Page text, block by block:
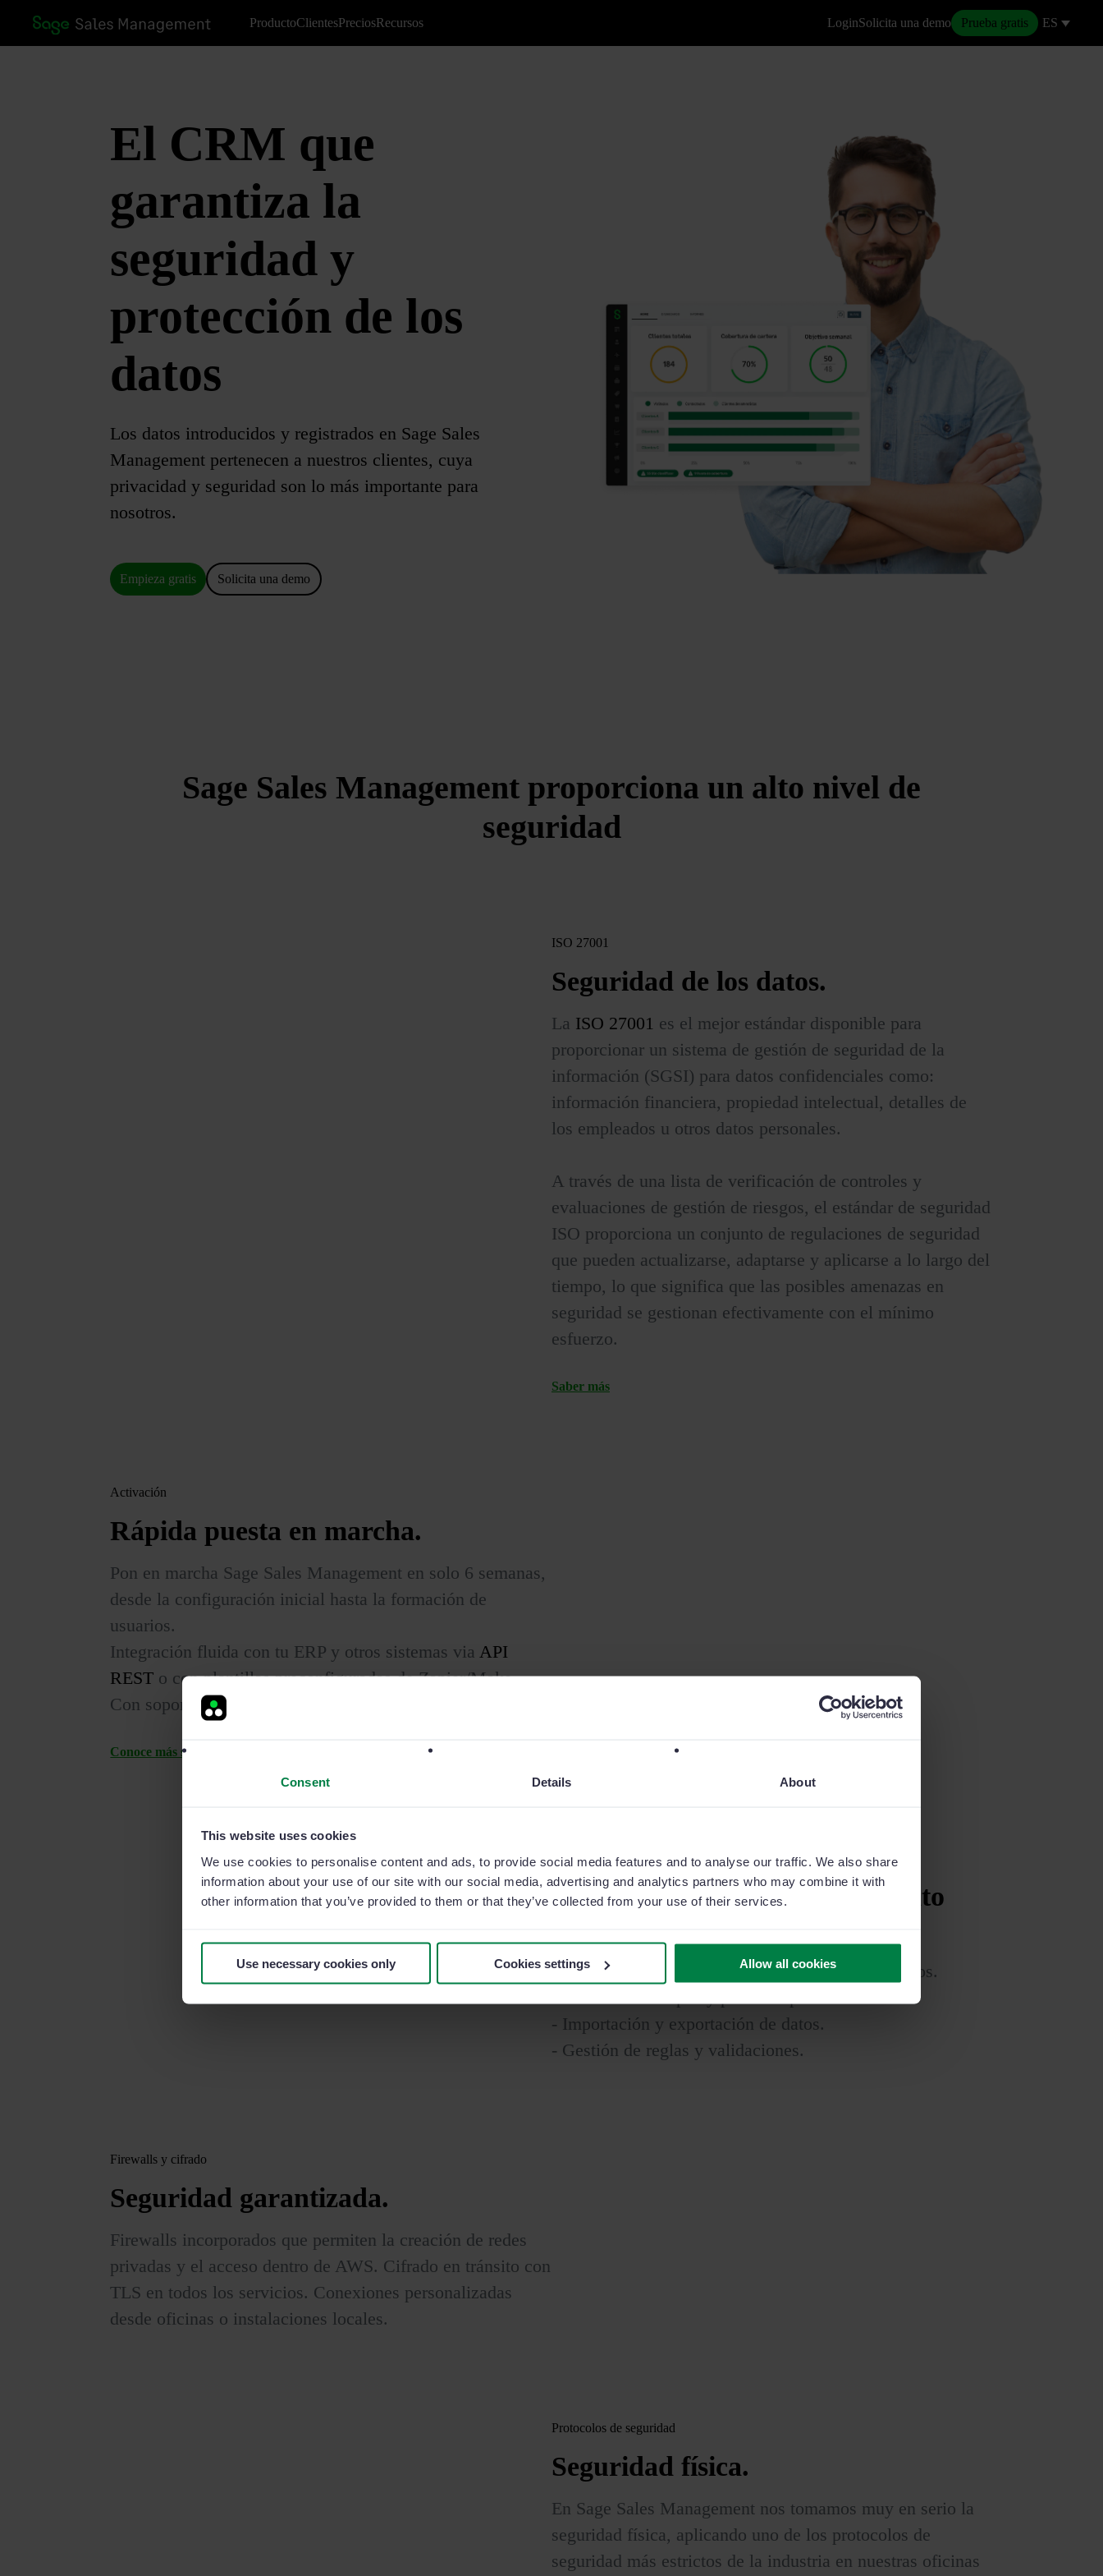
Consent Details About
This website uses cookies
We use cookies to personalise content and ads, to provide social media features and to analyse our traffic. We also share
information about your use of our site with our social media, advertising and analytics partners who may combine it with
other information that you’ve provided to them or that they’ve collected from your use of their services.
Use necessary cookies only Cookies settings Allow all cookies
ProductoClientesPreciosRecursos LoginSolicita una demo Prueba gratis ES
El CRM que
garantiza la
seguridad y
protección de los
datos
Los datos introducidos y registrados en Sage Sales
Management pertenecen a nuestros clientes, cuya
privacidad y seguridad son lo más importante para
nosotros.
Empieza gratis Solicita una demo
Sage Sales Management proporciona un alto nivel de
seguridad
ISO 27001
Seguridad de los datos.
La ISO 27001 es el mejor estándar disponible para
proporcionar un sistema de gestión de seguridad de la
información (SGSI) para datos confidenciales como:
información financiera, propiedad intelectual, detalles de
los empleados u otros datos personales.
A través de una lista de verificación de controles y
evaluaciones de gestión de riesgos, el estándar de seguridad
ISO proporciona un conjunto de regulaciones de seguridad
que pueden actualizarse, adaptarse y aplicarse a lo largo del
tiempo, lo que significa que las posibles amenazas en
seguridad se gestionan efectivamente con el mínimo
esfuerzo.
Saber más
Activación
Rápidapuesta en marcha.
Pon en marcha Sage Sales Management en solo 6 semanas,
desde la configuración inicial hasta la formación de
usuarios.
Integración fluida con tu ERP y otros sistemas viaAPI
REST o con plantillas preconfiguradas de Zapier/Make.
Con soporte especializado y dedicado en todo momento.
Conoce más sobre nuestras integraciones
Administrador Avanzado
Personalización y mantenimiento
- Gestión avanzada de usuarios y control de accesos.
- Importación y exportación de datos.
- Gestión de reglas y validaciones.
Firewalls y cifrado
Seguridad garantizada.
Firewalls incorporados que permiten la creación de redes
privadas y el acceso dentro de AWS. Cifrado en tránsito con
TLS en todos los servicios. Conexiones personalizadas
desde oficinas o instalaciones locales.
Protocolos de seguridad
Seguridad física.
En Sage Sales Management nos tomamos muy en serio la
seguridad física, aplicando uno de los protocolos de
seguridad más estrictos de la industria en nuestras oficinas